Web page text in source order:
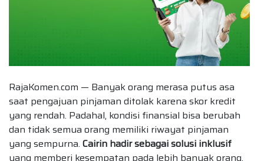
RajaKomen.com — Banyak orang merasa putus asa
saat pengajuan pinjaman ditolak karena skor kredit
yang rendah. Padahal, kondisi finansial bisa berubah
dan tidak semua orang memiliki riwayat pinjaman
yang sempurna. Cairin hadir sebagai solusi inklusif
yang memberi kesempatan pada lebih banyak orang,